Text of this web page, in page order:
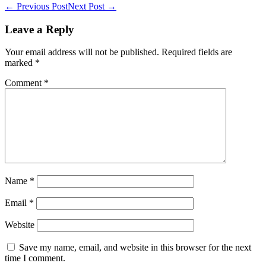
Post
← Previous PostNext Post →
Leave a Reply
Your email address will not be published. Required fields are
marked *
Comment *
Name *
Email *
Website
Save my name, email, and website in this browser for the next
time I comment.